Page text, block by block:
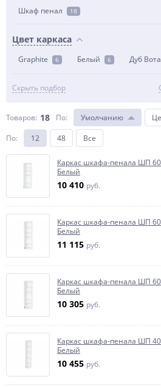
Шкаф пенал 18
Цвет каркаса
Graphite 6 Белый 6 Дуб
Скрыть подбор
Товаров: 18 По: Умолчанию
По: 12 48 Все
Каркас шкафа-пенала ШП
Белый
10 410 руб.
Каркас шкафа-пенала ШП
Белый
11 115 руб.
Каркас шкафа-пенала ШП
Белый
10 305 руб.
Каркас шкафа-пенала ШП
Белый
10 455 руб.